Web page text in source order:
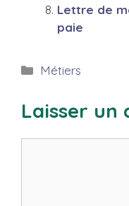
Lettre de
paie
Catégories
Métiers
Laisser un